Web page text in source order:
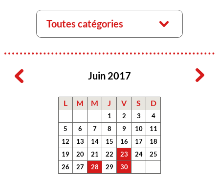
Toutes catégories
Juin 2017
L M M J V S D
1 2 3
4
5
6 7 8 9 10
11
12
13 14 15 16 17
18
19
20 21 22 23 24
25
26
27 28 29 30